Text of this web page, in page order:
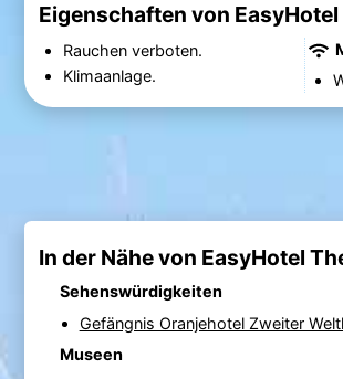
Eigenschaften von
Rauchen verboten.
Klimaanlage.
In der Nähe von EasyHotel
Sehenswürdigkeiten
Gefängnis Oranjehotel Zweiter
Museen